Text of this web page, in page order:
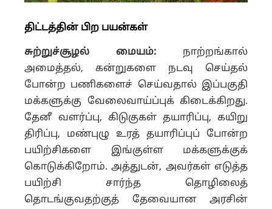
திட்டத்தின் பிற பயன்கள்
சுற்றுச்சூழல் மையம்: நாற்றங்கால்
அமைத்தல், கன்றுகளை நடவு செய்தல்
போன்ற பணிகளைச் செய்வதால் இப்பகுதி
மக்களுக்கு வேலைவாய்ப்புக் கிடைக்கிறது.
தேனீ வளர்ப்பு, கிடுகுகள் தயாரிப்பு, கயிறு
திரிப்பு, மண்புழு உரத் தயாரிப்புப் போன்ற
பயிற்சிகளை இங்குள்ள மக்களுக்குக்
கொடுக்கிறோம். அத்துடன், அவர்கள் எடுத்த
பயிற்சி சார்ந்த தொழிலைத்
தொடங்குவதற்குத் தேவையான அரசின்